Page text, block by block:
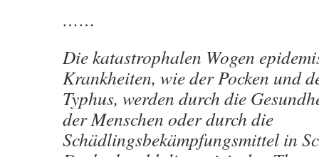
……
Die katastrophalen Wogen
Krankheiten, wie der Pocken und
Typhus, werden durch die
der Menschen oder durch die
Schädlingsbekämpfungsmittel in